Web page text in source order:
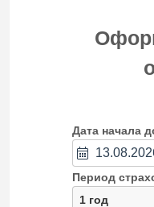
Дата начала
Период
1 год